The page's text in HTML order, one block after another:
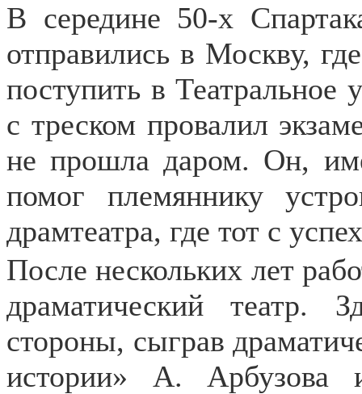
В середине 50-х
отправились в Москву,
поступить в
с треском провалил
не прошла даром. Он,
помог племяннику
драмтеатра, где тот с
После нескольких лет
драматический театр.
стороны, сыграв
истории» А. Арбузова